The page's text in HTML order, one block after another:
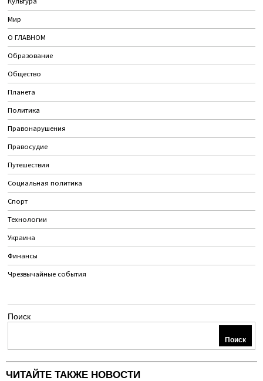
Мир
О ГЛАВНОМ
Образование
Общество
Планета
Политика
Правонарушения
Правосудие
Путешествия
Социальная политика
Спорт
Технологии
Украина
Финансы
Чрезвычайные события
Поиск
Поиск
ЧИТАЙТЕ ТАКЖЕ НОВОСТИ